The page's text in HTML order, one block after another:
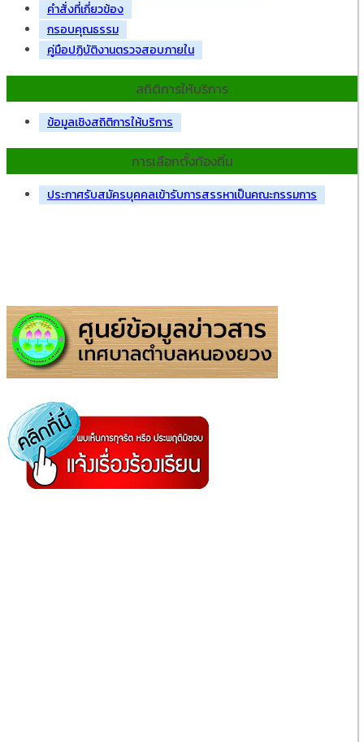
คำสั่งที่เกี่ยวข้อง
กรอบคุณธรรม
คู่มือปฏิบัติงานตรวจสอบภายใน
สถิติการให้บริการ
ข้อมูลเชิงสถิติการให้บริการ
การเลือกตั้งท้องถิ่น
ประกาศรับสมัครบุคคลเข้ารับการสรรหาเป็นคณะกรรมการ